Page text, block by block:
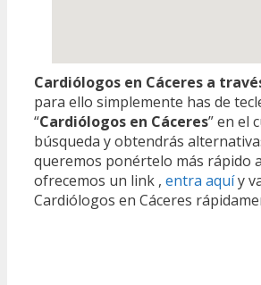
Cardiólogos en Cáceres a
para ello simplemente has de
“Cardiólogos en Cáceres” en el
búsqueda y obtendrás
queremos ponértelo más rápido
ofrecemos un link , entra aquíy
Cardiólogos en Cáceres